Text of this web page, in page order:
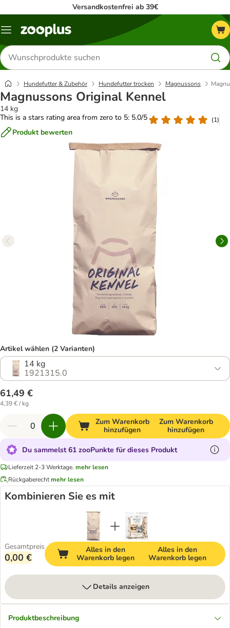
Versandkostenfrei ab 39€
Menü
Produkte
suchen
Hundefutter & Zubehör Hundefutter trocken Magnussons
Magnussons Original Kennel
14 kg
This is a stars rating area from zero to 5: 5.0/5
(1)
Produkt bewerten
Artikel wählen (2 Varianten)
14 kg
1921315.0
61,49 €
4,39 € / kg
Zum Warenkorb
hinzufügen
Zum Warenkorb
hinzufügen
Du sammelst 61 zooPunkte für dieses Produkt
Lieferzeit 2-3 Werktage. mehr lesen
Rückgaberechtmehr lesen
Kombinieren Sie es mit
Gesamtpreis
0,00 €
Alles in den
Warenkorb legen
Alles in den
Warenkorb legen
Details anzeigen
Produktbeschreibung